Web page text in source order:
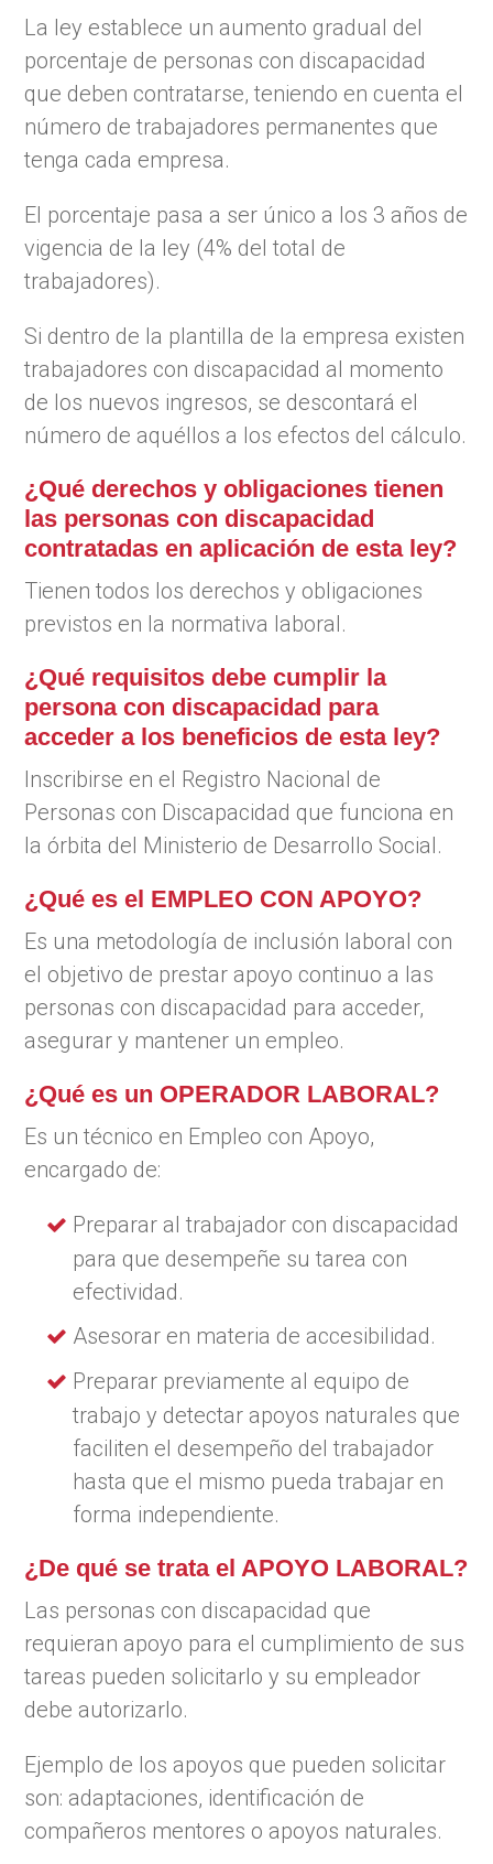
La ley establece un aumento gradual del
porcentaje de personas con discapacidad
que deben contratarse, teniendo en cuenta el
número de trabajadores permanentes que
tenga cada empresa.
El porcentaje pasa a ser único a los 3 años de
vigencia de la ley (4% del total de
trabajadores).
Si dentro de la plantilla de la empresa existen
trabajadores con discapacidad al momento
de los nuevos ingresos, se descontará el
número de aquéllos a los efectos del cálculo.
¿Qué derechos y obligaciones tienen
las personas con discapacidad
contratadas en aplicación de esta ley?
Tienen todos los derechos y obligaciones
previstos en la normativa laboral.
¿Qué requisitos debe cumplir la
persona con discapacidad para
acceder a los beneficios de esta ley?
Inscribirse en el Registro Nacional de
Personas con Discapacidad que funciona en
la órbita del Ministerio de Desarrollo Social.
¿Qué es el EMPLEO CON APOYO?
Es una metodología de inclusión laboral con
el objetivo de prestar apoyo continuo a las
personas con discapacidad para acceder,
asegurar y mantener un empleo.
¿Qué es un OPERADOR LABORAL?
Es un técnico en Empleo con Apoyo,
encargado de:
Preparar al trabajador con discapacidad
para que desempeñe su tarea con
efectividad.
Asesorar en materia de accesibilidad.
Preparar previamente al equipo de
trabajo y detectar apoyos naturales que
faciliten el desempeño del trabajador
hasta que el mismo pueda trabajar en
forma independiente.
¿De qué se trata el APOYO LABORAL?
Las personas con discapacidad que
requieran apoyo para el cumplimiento de sus
tareas pueden solicitarlo y su empleador
debe autorizarlo.
Ejemplo de los apoyos que pueden solicitar
son: adaptaciones, identificación de
compañeros mentores o apoyos naturales.